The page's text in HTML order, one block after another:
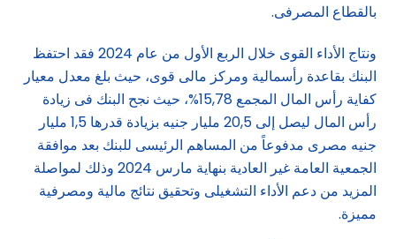
بالقطاع المصرفى.
ونتاج الأداء القوى خلال الربع الأول من عام 2024 فقد احتفظ
البنك بقاعدة رأسمالية ومركز مالى قوى، حيث بلغ معدل معيار
كفاية رأس المال المجمع 15,78%، حيث نجح البنك فى زيادة
رأس المال ليصل إلى 20,5 مليار جنيه بزيادة قدرها 1,5 مليار
جنيه مصرى مدفوعاً من المساهم الرئيسى للبنك بعد موافقة
الجمعية العامة غير العادية بنهاية مارس 2024 وذلك لمواصلة
المزيد من دعم الأداء التشغيلى وتحقيق نتائج مالية ومصرفية
مميزة.